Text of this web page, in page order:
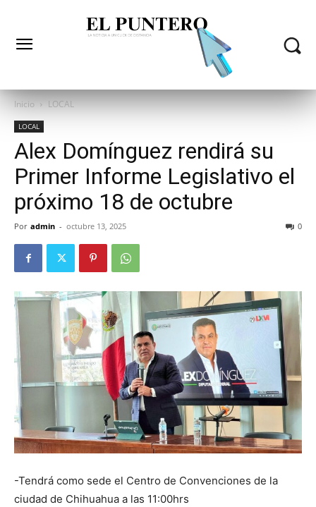
Inicio LOCAL
LOCAL
Alex Domínguez rendirá su
Primer Informe Legislativo el
próximo 18 de octubre
Por admin - octubre 13, 2025 0
-Tendrá como sede el Centro de Convenciones de la
ciudad de Chihuahua a las 11:00hrs